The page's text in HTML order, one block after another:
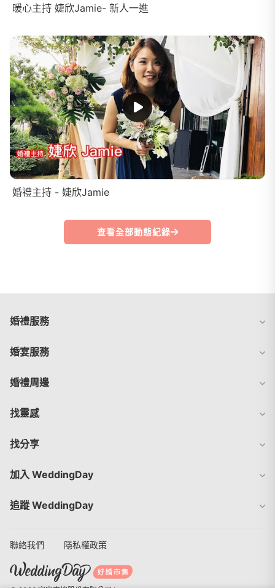
暖心主持 婕欣Jamie- 新人一進
婚禮主持 - 婕欣Jamie
查看全部動態紀錄
婚禮服務
婚宴服務
婚禮周邊
找靈感
找分享
加入 WeddingDay
追蹤 WeddingDay
聯絡我們 隱私權政策